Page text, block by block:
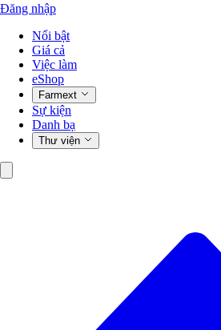
Đăng nhập
Nổi bật
Giá cả
Việc làm
eShop
Farmext
Sự kiện
Danh bạ
Thư viện